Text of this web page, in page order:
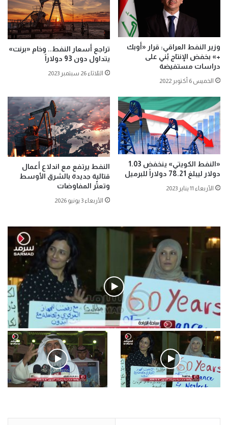
وزير النفط العراقي: قرار «أوبك
+» بخفض الإنتاج بُني على
دراسات مستفيضة
الخميس 6 أكتوبر 2022
تراجع أسعار النفط.. وخام «برنت»
يتداول دون 93 دولاراً
الثلاثاء 26 سبتمبر 2023
«النفط الكويتي» ينخفض 1.03
دولار ليبلغ 78.21 دولاراً للبرميل
الأربعاء 11 يناير 2023
النفط يرتفع مع اندلاع أعمال
قتالية جديدة بالشرق الأوسط
وتعثّر المفاوضات
الأربعاء 3 يونيو 2026
فيديو
.وقفة احتجاجية رمزية لـ”#البدون” في ساحة الإرادة 4-5-2019.
الأحد 5 مايو 2019
5-2019.
نبيع مخدرات يعني ولا خمر؟!.